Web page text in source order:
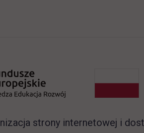
strony internetowej i